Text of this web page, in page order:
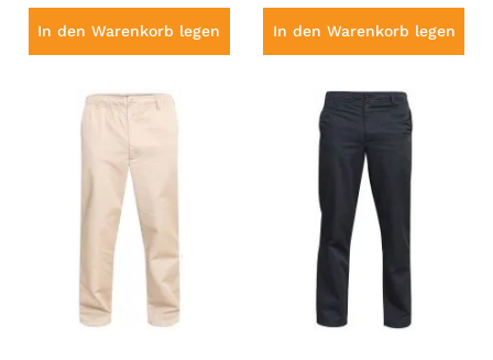
In den Warenkorb legen In den Warenkorb legen